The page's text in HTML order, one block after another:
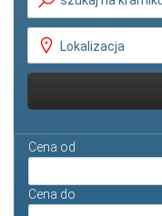
Cena od
Cena do